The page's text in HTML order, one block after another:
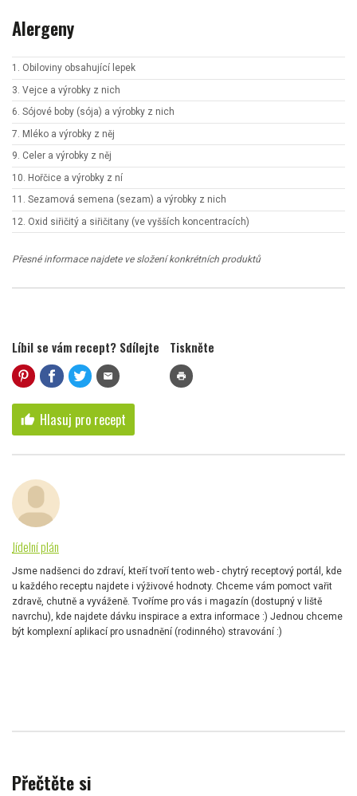
Alergeny
1. Obiloviny obsahující lepek
3. Vejce a výrobky z nich
6. Sójové boby (sója) a výrobky z nich
7. Mléko a výrobky z něj
9. Celer a výrobky z něj
10. Hořčice a výrobky z ní
11. Sezamová semena (sezam) a výrobky z nich
12. Oxid siřičitý a siřičitany (ve vyšších koncentracích)
Přesné informace najdete ve složení konkrétních produktů
Líbil se vám recept? Sdílejte
mail
Tiskněte
print
thumb_up Hlasuj pro recept
Jídelní plán
Jsme nadšenci do zdraví, kteří tvoří tento web - chytrý receptový portál, kde
u každého receptu najdete i výživové hodnoty. Chceme vám pomoct vařit
zdravě, chutně a vyváženě. Tvoříme pro vás i magazín (dostupný v liště
navrchu), kde najdete dávku inspirace a extra informace :) Jednou chceme
být komplexní aplikací pro usnadnění (rodinného) stravování :)
Přečtěte si